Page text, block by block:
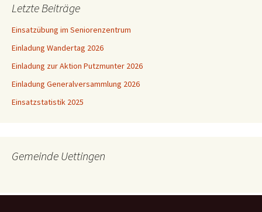
Letzte Beiträge
Einsatzübung im Seniorenzentrum
Einladung Wandertag 2026
Einladung zur Aktion Putzmunter 2026
Einladung Generalversammlung 2026
Einsatzstatistik 2025
Gemeinde Uettingen